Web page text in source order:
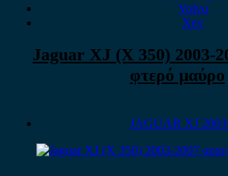
Volvo
Xev
Jaguar XJ (X 350) 2003-
φτερό μαύρο
JAGUAR XJ